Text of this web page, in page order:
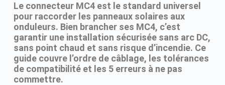
Le connecteur MC4 est le standard universel
pour raccorder les panneaux solaires aux
onduleurs. Bien brancher ses MC4, c’est
garantir une installation sécurisée sans arc DC,
sans point chaud et sans risque d’incendie. Ce
guide couvre l’ordre de câblage, les tolérances
de compatibilité et les 5 erreurs à ne pas
commettre.